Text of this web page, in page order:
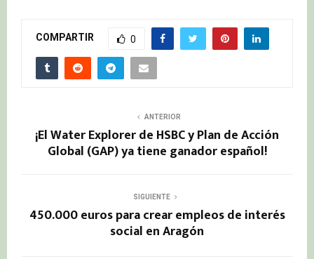
COMPARTIR 0
ANTERIOR
¡El Water Explorer de HSBC y Plan de Acción
Global (GAP) ya tiene ganador español!
SIGUIENTE
450.000 euros para crear empleos de interés
social en Aragón